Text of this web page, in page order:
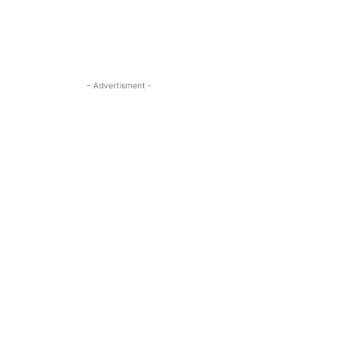
- Advertisment -